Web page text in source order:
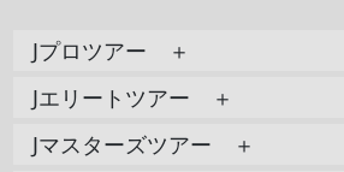
Jプロツアー ＋
Jエリートツアー ＋
Jマスターズツアー ＋